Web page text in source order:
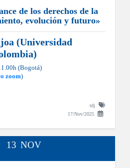
de los derechos de la
evolución y futuro»
(Universidad
(Bogotá)
zoom)
tdj
17/Nov/2025
13 NOV